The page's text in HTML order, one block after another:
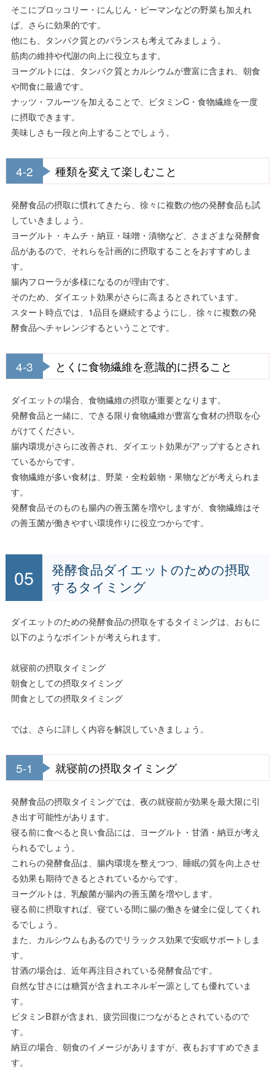
そこにブロッコリー・にんじん・ピーマンなどの野菜も加えれ
ば、さらに効果的です。
他にも、タンパク質とのバランスも考えてみましょう。
筋肉の維持や代謝の向上に役立ちます。
ヨーグルトには、タンパク質とカルシウムが豊富に含まれ、朝食
や間食に最適です。
ナッツ・フルーツを加えることで、ビタミンC・食物繊維を一度
に摂取できます。
美味しさも一段と向上することでしょう。
4-2 種類を変えて楽しむこと
発酵食品の摂取に慣れてきたら、徐々に複数の他の発酵食品も試
していきましょう。
ヨーグルト・キムチ・納豆・味噌・漬物など、さまざまな発酵食
品があるので、それらを計画的に摂取することをおすすめしま
す。
腸内フローラが多様になるのが理由です。
そのため、ダイエット効果がさらに高まるとされています。
スタート時点では、1品目を継続するようにし、徐々に複数の発
酵食品へチャレンジするということです。
4-3 とくに食物繊維を意識的に摂ること
ダイエットの場合、食物繊維の摂取が重要となります。
発酵食品と一緒に、できる限り食物繊維が豊富な食材の摂取を心
がけてください。
腸内環境がさらに改善され、ダイエット効果がアップするとされ
ているからです。
食物繊維が多い食材は、野菜・全粒穀物・果物などが考えられま
す。
発酵食品そのものも腸内の善玉菌を増やしますが、食物繊維はそ
の善玉菌が働きやすい環境作りに役立つからです。
発酵食品ダイエットのための摂取
するタイミング
ダイエットのための発酵食品の摂取をするタイミングは、おもに
以下のようなポイントが考えられます。
就寝前の摂取タイミング
朝食としての摂取タイミング
間食としての摂取タイミング
では、さらに詳しく内容を解説していきましょう。
5-1 就寝前の摂取タイミング
発酵食品の摂取タイミングでは、夜の就寝前が効果を最大限に引
き出す可能性があります。
寝る前に食べると良い食品には、ヨーグルト・甘酒・納豆が考え
られるでしょう。
これらの発酵食品は、腸内環境を整えつつ、睡眠の質を向上させ
る効果も期待できるとされているからです。
ヨーグルトは、乳酸菌が腸内の善玉菌を増やします。
寝る前に摂取すれば、寝ている間に腸の働きを健全に促してくれ
るでしょう。
また、カルシウムもあるのでリラックス効果で安眠サポートしま
す。
甘酒の場合は、近年再注目されている発酵食品です。
自然な甘さには糖質が含まれエネルギー源としても優れていま
す。
ビタミンB群が含まれ、疲労回復につながるとされているので
す。
納豆の場合、朝食のイメージがありますが、夜もおすすめできま
す。